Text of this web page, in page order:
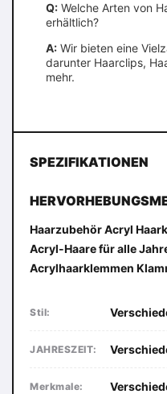
Q: Welche Arten von
erhältlich?
A: Wir bieten eine
darunter Haarclips,
mehr.
SPEZIFIKATIONEN
Haarzubehör Acryl
Acryl-Haare für alle
Acrylhaarklemmen
Stil:
JAHRESZEIT:
Merkmale: